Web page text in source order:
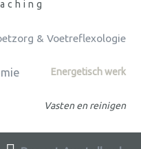
& Voetreflexologie
Energetisch werk
Vasten en reinigen